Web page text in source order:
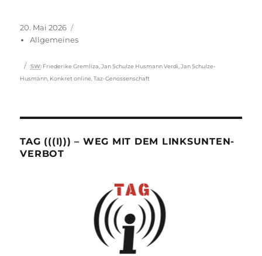
Veröffentlicht
am
20. Mai 2026
Allgemeines
Schlagwörter
SW: Friederike Gremliza ,Jan Schulze Husmann Verdi ,Jan Schulze-
Husmann Konkret online ,Taz-Genossenschaft
TAG (((I))) – WEG MIT DEM LINKSUNTEN-
VERBOT